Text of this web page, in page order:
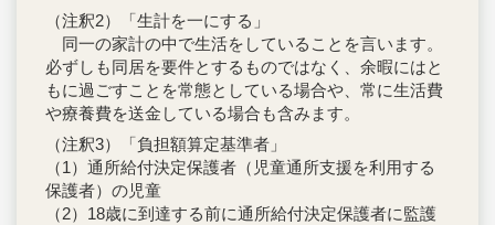
（注釈2）「生計を一にする」
同一の家計の中で生活をしていることを言います。
必ずしも同居を要件とするものではなく、余暇にはと
もに過ごすことを常態としている場合や、常に生活費
や療養費を送金している場合も含みます。
（注釈3）「負担額算定基準者」
（1）通所給付決定保護者（児童通所支援を利用する
保護者）の児童
（2）18歳に到達する前に通所給付決定保護者に監護